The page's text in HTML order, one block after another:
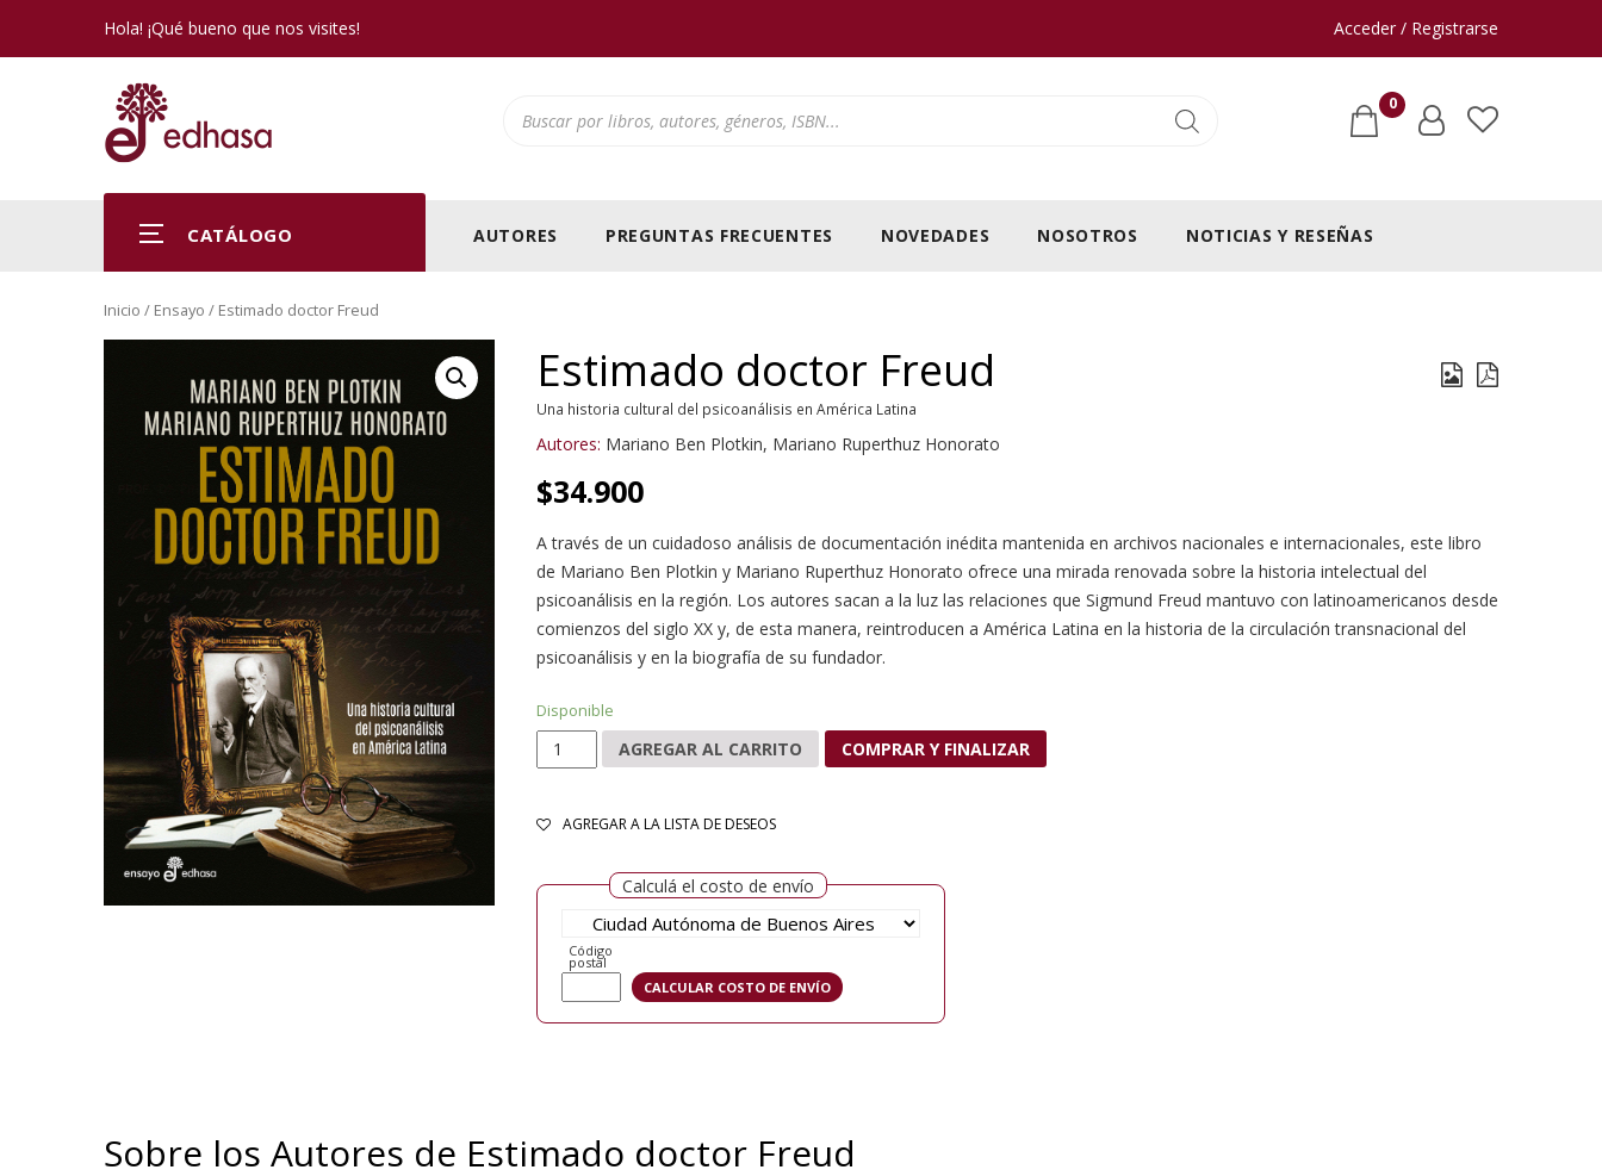
Hola! ¡Qué bueno que nos visites! Acceder / Registrarse
0
CATÁLOGO AUTORES PREGUNTAS FRECUENTES NOVEDADES NOSOTROS NOTICIAS Y RESEÑAS
Inicio / Ensayo / Estimado doctor Freud
Estimado doctor Freud
Una historia cultural del psicoanálisis en América Latina
Autores: Mariano Ben Plotkin, Mariano Ruperthuz Honorato
$34.900
A través de un cuidadoso análisis de documentación inédita mantenida en archivos nacionales e internacionales, este libro
de Mariano Ben Plotkin y Mariano Ruperthuz Honorato ofrece una mirada renovada sobre la historia intelectual del
psicoanálisis en la región. Los autores sacan a la luz las relaciones que Sigmund Freud mantuvo con latinoamericanos desde
comienzos del siglo XX y, de esta manera, reintroducen a América Latina en la historia de la circulación transnacional del
psicoanálisis y en la biografía de su fundador.
Disponible
Estimado doctor Freud cantidad
AGREGAR AL CARRITO COMPRAR Y FINALIZAR
AGREGAR A LA LISTA DE DESEOS
Calculá el costo de envío
Código
postal
Sobre los Autores de Estimado doctor Freud